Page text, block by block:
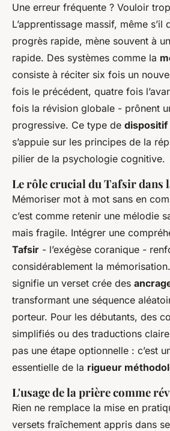
Une erreur fréquente ? Vouloir
L’apprentissage massif, même s’il
progrès rapide, mène souvent à
rapide. Des systèmes comme la
consiste à réciter six fois un
fois le précédent, quatre fois
fois la révision globale - prônent
progressive. Ce type de dispositif
s’appuie sur les principes de la
pilier de la psychologie cognitive.
Le rôle crucial du Tafsir dans
Mémoriser mot à mot sans en
c’est comme retenir une mélodie
mais fragile. Intégrer une
Tafsir - l’exégèse coranique -
considérablement la
signifie un verset crée des
transformant une séquence
porteur. Pour les débutants, des
simplifiés ou des traductions
pas une étape optionnelle : c’est
essentielle de la rigueur
L'usage de la prière comme
Rien ne remplace la mise en
versets fraîchement appris dans